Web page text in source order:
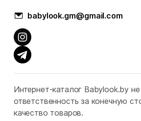
babylook.gm@gmail.com
Интернет-каталог Babylook.by
ответственность за конечную
качество товаров.